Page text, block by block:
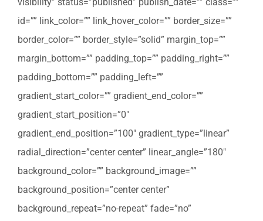
visibility” status=”published” publish_date=”” class=””
id=”” link_color=”” link_hover_color=”” border_size=””
border_color=”” border_style=”solid” margin_top=””
margin_bottom=”” padding_top=”” padding_right=””
padding_bottom=”” padding_left=””
gradient_start_color=”” gradient_end_color=””
gradient_start_position=”0″
gradient_end_position=”100″ gradient_type=”linear”
radial_direction=”center center” linear_angle=”180″
background_color=”” background_image=””
background_position=”center center”
background_repeat=”no-repeat” fade=”no”